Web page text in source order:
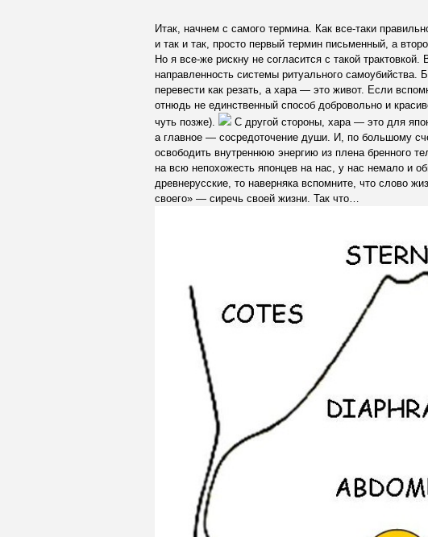
Итак, начнем с самого термина. Как все-таки
и так и так, просто первый термин письменный, а
Но я все-же рискну не согласится с такой
направленность системы ритуального
перевести как резать, а хара — это живот. Если
отнюдь не единственный способ добровольно и
чуть позже).
С другой стороны, хара — это для
а главное — сосредоточение души. И, по большому
освободить внутреннюю энергию из плена бренного
на всю непохожесть японцев на нас, у нас немало и
древнерусские, то наверняка вспомните, что слово
своего» — сиречь своей жизни. Так что…